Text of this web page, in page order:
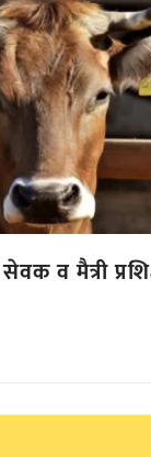
व मैत्री